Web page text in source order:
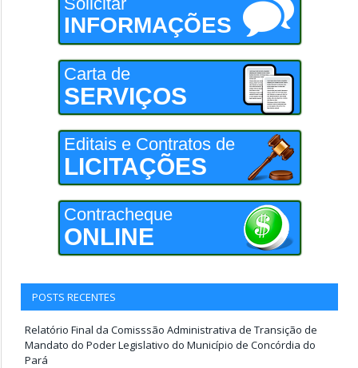
INFORMAÇÕES
Carta de
SERVIÇOS
Editais e Contratos de
LICITAÇÕES
Contracheque
ONLINE
POSTS RECENTES
Relatório Final da Comisssão Administrativa de Transição de
Mandato do Poder Legislativo do Município de Concórdia do
Pará